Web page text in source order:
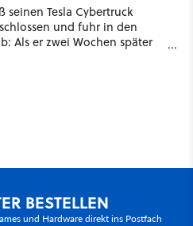
seinen Tesla Cybertruck
und fuhr in den
Als er zwei Wochen später
BESTELLEN
und Hardware direkt ins Postfach